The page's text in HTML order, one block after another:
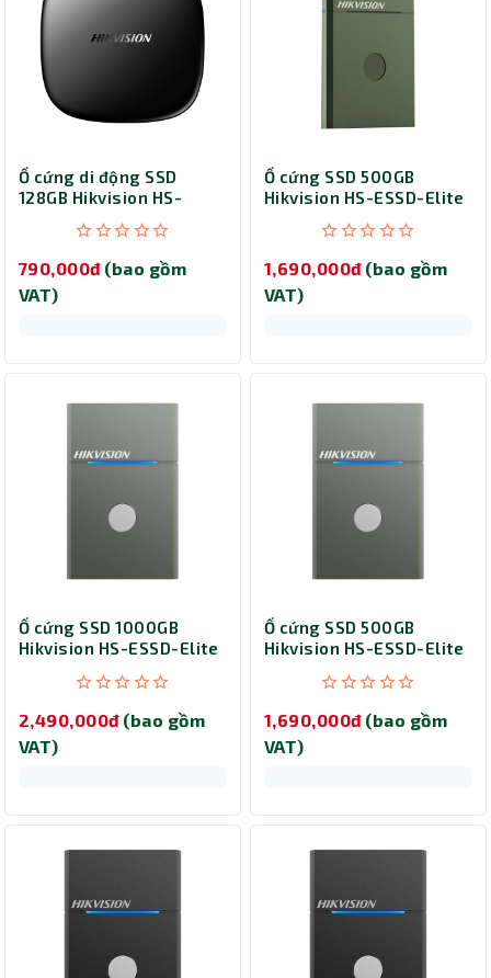
Ổ cứng di động SSD
128GB Hikvision HS-
790,000đ (bao gồm
VAT)
Ổ cứng SSD 500GB
Hikvision HS-ESSD-Elite
1,690,000đ (bao gồm
VAT)
Ổ cứng SSD 1000GB
Hikvision HS-ESSD-Elite
2,490,000đ (bao gồm
VAT)
Ổ cứng SSD 500GB
Hikvision HS-ESSD-Elite
1,690,000đ (bao gồm
VAT)